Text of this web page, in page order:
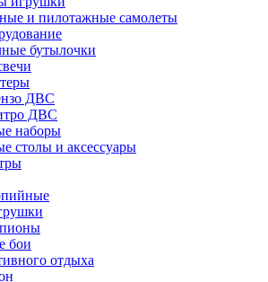
и пилотажные самолеты
бутылочки
ДВС
ДВС
наборы
столы и аксессуары
бои
отдыха